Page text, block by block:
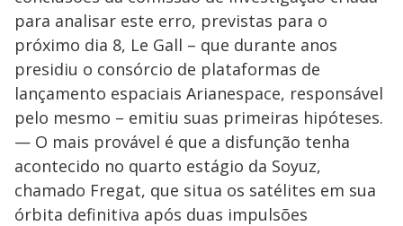
para analisar este erro, previstas para o
próximo dia 8, Le Gall – que durante anos
presidiu o consórcio de plataformas de
lançamento espaciais Arianespace, responsável
pelo mesmo – emitiu suas primeiras hipóteses.
— O mais provável é que a disfunção tenha
acontecido no quarto estágio da Soyuz,
chamado Fregat, que situa os satélites em sua
órbita definitiva após duas impulsões